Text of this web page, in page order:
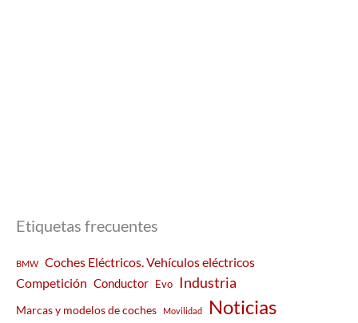
Etiquetas frecuentes
BMW
Coches Eléctricos. Vehículos eléctricos
Competición Conductor Evo Industria
Marcas y modelos de coches Movilidad Noticias